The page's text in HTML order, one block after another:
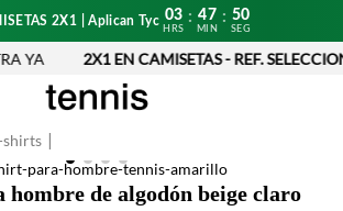
2X1 | Aplican Tyc 03
HRS
: 47
MIN
: 50
SEG
YA 2X1 EN CAMISETAS - REF.
shirts
hombre de algodón beige claro